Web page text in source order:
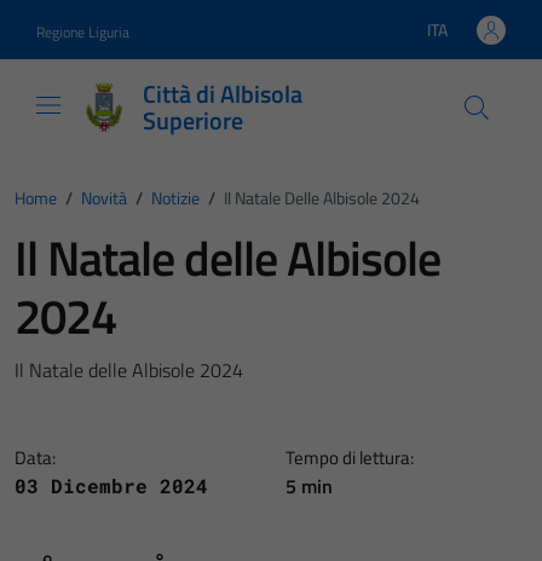
Regione Liguria Lingua attiva:
ITA
Città di Albisola
Superiore
Home / Novità / Notizie / Il Natale Delle Albisole 2024
Il Natale delle Albisole
2024
Il Natale delle Albisole 2024
Data:
03 Dicembre 2024
Tempo di lettura:
5 min